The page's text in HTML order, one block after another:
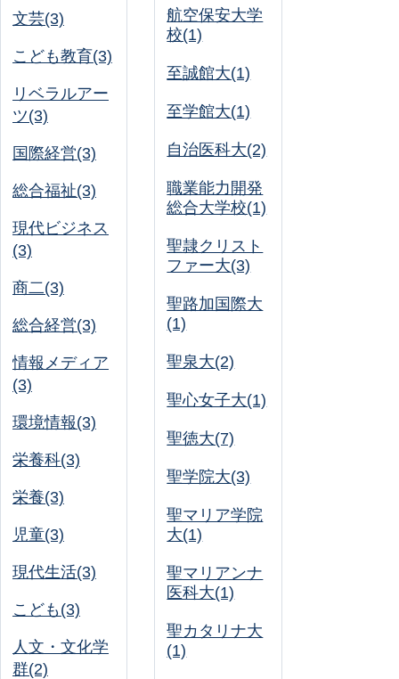
文芸(3)
こども教育(3)
リベラルアー
ツ(3)
国際経営(3)
総合福祉(3)
現代ビジネス
(3)
商二(3)
総合経営(3)
情報メディア
(3)
環境情報(3)
栄養科(3)
栄養(3)
児童(3)
現代生活(3)
こども(3)
人文・文化学
群(2)
航空保安大学
校(1)
至誠館大(1)
至学館大(1)
自治医科大(2)
職業能力開発
総合大学校(1)
聖隷クリスト
ファー大(3)
聖路加国際大
(1)
聖泉大(2)
聖心女子大(1)
聖徳大(7)
聖学院大(3)
聖マリア学院
大(1)
聖マリアンナ
医科大(1)
聖カタリナ大
(1)